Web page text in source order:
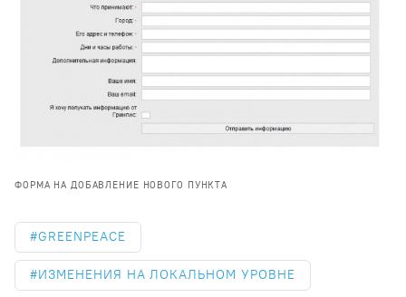
ФОРМА НА ДОБАВЛЕНИЕ НОВОГО ПУНКТА
GREENPEACE
ИЗМЕНЕНИЯ НА ЛОКАЛЬНОМ УРОВНЕ